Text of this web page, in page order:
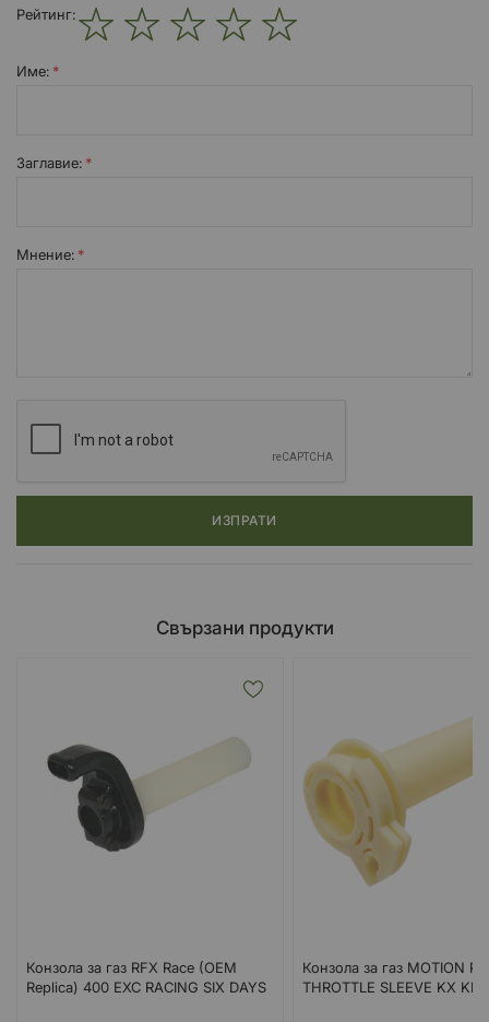
Рейтинг:
Име:
Заглавиe:
Мнение:
ИЗПРАТИ
Свързани продукти
Конзола за газ RFX Race (OEM
Replica) 400 EXC RACING SIX DAYS
Конзола за газ MOTION
THROTTLE SLEEVE KX